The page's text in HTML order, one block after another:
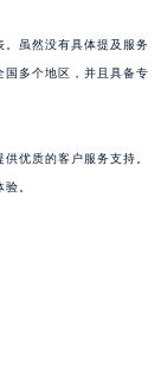
。虽然没有具体提及服务
国多个地区，并且具备专
优质的客户服务支持。
。